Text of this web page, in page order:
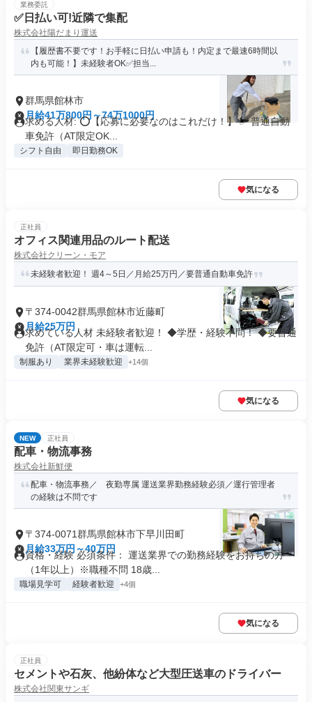
業務委託
✅日払い可!近隣で集配
株式会社陽だまり運送
【履歴書不要です！お手軽に日払い申請も！内定まで最速6時間以
内も可能！】未経験者OK✅担当...
群馬県館林市
月給41万800円～74万1000円
求める人材: ⭕️【応募に必要なのはこれだけ！】 ✅ 普通自動
車免許（AT限定OK...
シフト自由 即日勤務OK
気になる
正社員
オフィス関連用品のルート配送
株式会社クリーン・モア
未経験者歓迎！ 週4～5日／月給25万円／要普通自動車免許
〒374-0042群馬県館林市近藤町
月給25万円
求めている人材 未経験者歓迎！ ◆学歴・経験不問！ ◆要普通
免許（AT限定可・車は運転...
制服あり 業界未経験歓迎 +14個
気になる
NEW 正社員
配車・物流事務
株式会社新鮮便
配車・物流事務／ 夜勤専属 運送業界勤務経験必須／運行管理者
の経験は不問です
〒374-0071群馬県館林市下早川田町
月給33万円～40万円
資格・経験 必須条件： 運送業界での勤務経験をお持ちの方
（1年以上）※職種不問 18歳...
職場見学可 経験者歓迎 +4個
気になる
正社員
セメントや石灰、他紛体など大型圧送車のドライバー
株式会社関東サンギ